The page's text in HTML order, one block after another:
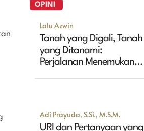
OPINI
Lalu Azwin
Tanah yang Digali, Tanah
yang Ditanami:
Perjalanan Menemukan
Adi Prayuda, S.Si., M.S.M.
URI dan Pertanyaan yang